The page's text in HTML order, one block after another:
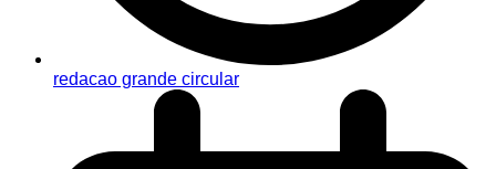
redacao grande circular